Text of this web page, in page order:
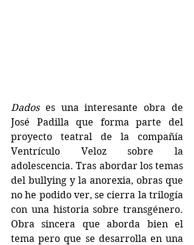
Dados es una interesante obra de
José Padilla que forma parte del
proyecto teatral de la compañía
Ventrículo Veloz sobre la
adolescencia. Tras abordar los temas
del bullying y la anorexia, obras que
no he podido ver, se cierra la trilogía
con una historia sobre transgénero.
Obra sincera que aborda bien el
tema pero que se desarrolla en una